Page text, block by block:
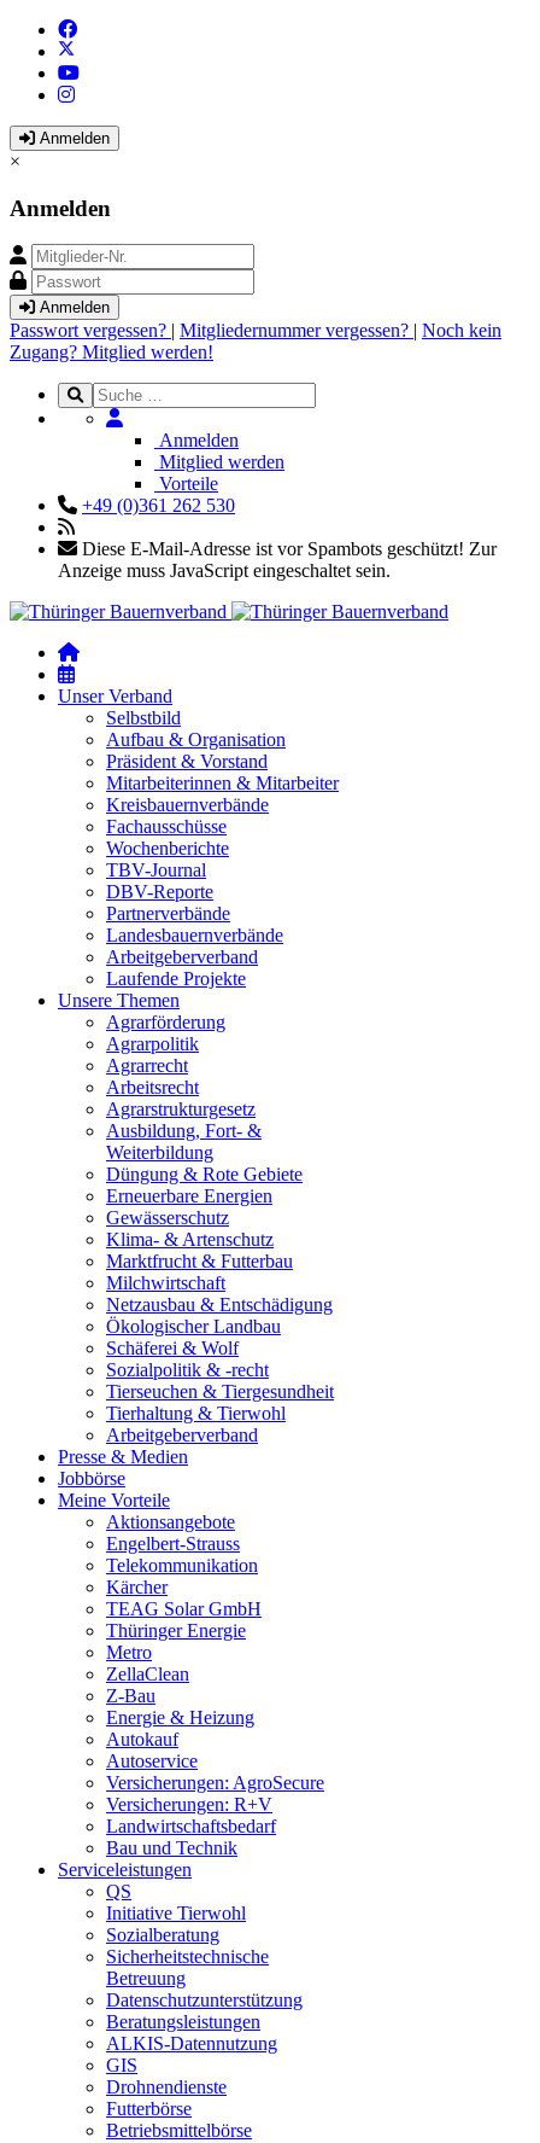
Anmelden
×
Anmelden
Anmelden
Passwort vergessen? | Mitgliedernummer vergessen? | Noch kein
Zugang? Mitglied werden!
Anmelden
Mitglied werden
Vorteile
+49 (0)361 262 530
Diese E-Mail-Adresse ist vor Spambots geschützt! Zur
Anzeige muss JavaScript eingeschaltet sein.
Unser Verband
Selbstbild
Aufbau & Organisation
Präsident & Vorstand
Mitarbeiterinnen & Mitarbeiter
Kreisbauernverbände
Fachausschüsse
Wochenberichte
TBV-Journal
DBV-Reporte
Partnerverbände
Landesbauernverbände
Arbeitgeberverband
Laufende Projekte
Unsere Themen
Agrarförderung
Agrarpolitik
Agrarrecht
Arbeitsrecht
Agrarstrukturgesetz
Ausbildung, Fort- &
Weiterbildung
Düngung & Rote Gebiete
Erneuerbare Energien
Gewässerschutz
Klima- & Artenschutz
Marktfrucht & Futterbau
Milchwirtschaft
Netzausbau & Entschädigung
Ökologischer Landbau
Schäferei & Wolf
Sozialpolitik & -recht
Tierseuchen & Tiergesundheit
Tierhaltung & Tierwohl
Arbeitgeberverband
Presse & Medien
Jobbörse
Meine Vorteile
Aktionsangebote
Engelbert-Strauss
Telekommunikation
Kärcher
TEAG Solar GmbH
Thüringer Energie
Metro
ZellaClean
Z-Bau
Energie & Heizung
Autokauf
Autoservice
Versicherungen: AgroSecure
Versicherungen: R+V
Landwirtschaftsbedarf
Bau und Technik
Service­­leistungen
QS
Initiative Tierwohl
Sozialberatung
Sicherheitstechnische
Betreuung
Datenschutzunterstützung
Beratungsleistungen
ALKIS-Datennutzung
GIS
Drohnendienste
Futterbörse
Betriebsmittelbörse